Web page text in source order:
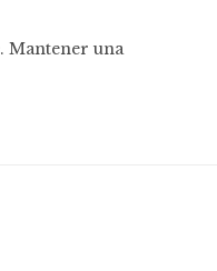
Mantener una